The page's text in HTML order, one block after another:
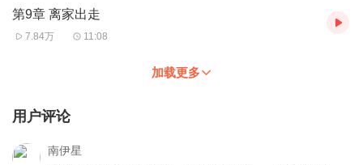
第9章 离家出走
7.84万 11:08
加载更多
用户评论
南伊星